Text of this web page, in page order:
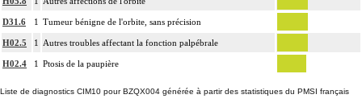
Facturation :
un seul acte peut être facturé que l'exérèse soit monobloc ou en fragments non
différenciés par le préleveur, partielle ou totale, pour chaque structure
anatomique
D31.6 1 Tumeur bénigne de l'orbite, sans précision
H02.5 1 Autres troubles affectant la fonction palpébrale
H02.4 1 Ptosis de la paupière
Liste de diagnostics CIM10 pour BZQX004 générée à partir des statistiques du PMSI français